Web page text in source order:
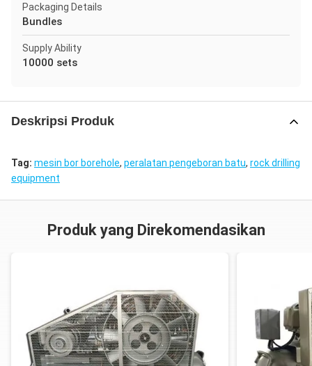
Packaging Details
Bundles
Supply Ability
10000 sets
Deskripsi Produk
Tag: mesin bor borehole, peralatan pengeboran batu, rock drilling
equipment
Produk yang Direkomendasikan